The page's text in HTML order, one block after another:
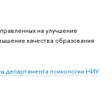
на улучшение
качества образования
департамента психологии НИУ